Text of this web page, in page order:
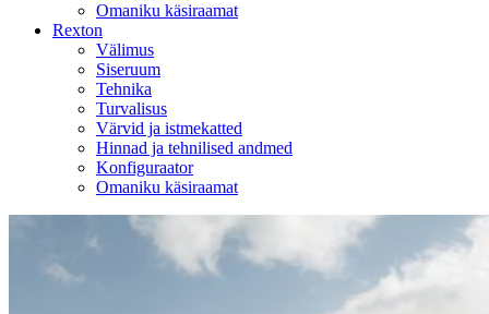
Omaniku käsiraamat
Rexton
Välimus
Siseruum
Tehnika
Turvalisus
Värvid ja istmekatted
Hinnad ja tehnilised andmed
Konfiguraator
Omaniku käsiraamat